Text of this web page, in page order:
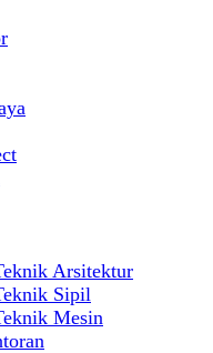
Arsitektur
Sipil
Mesin